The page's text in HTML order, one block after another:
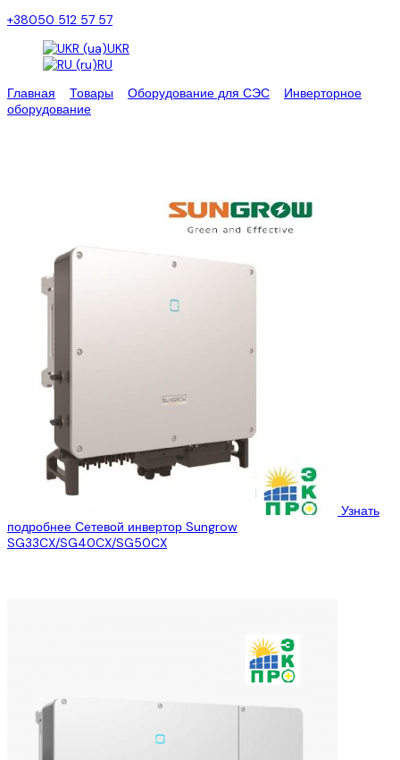
+38050 512 57 57
UKR
RU
Главная
Товары Оборудование для СЭС
Инверторное
оборудование
Узнать
подробнее Сетевой инвертор Sungrow
SG33CX/SG40CX/SG50CX